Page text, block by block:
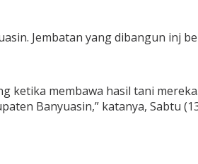
Jembatan yang dibangun inj
ketika membawa hasil tani
Banyuasin,” katanya, Sabtu